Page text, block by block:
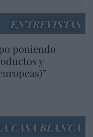
ENTREVISTAS
poniendo
y
CASA BLANCA